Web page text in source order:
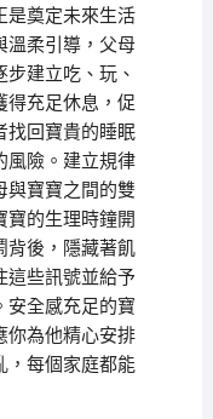
是奠定未來生活
溫柔引導，父母
建立吃、玩、
得充足休息，促
找回寶貴的睡眠
風險。建立規律
與寶寶之間的雙
寶的生理時鐘開
背後，隱藏著飢
這些訊號並給予
安全感充足的寶
你為他精心安排
，每個家庭都能